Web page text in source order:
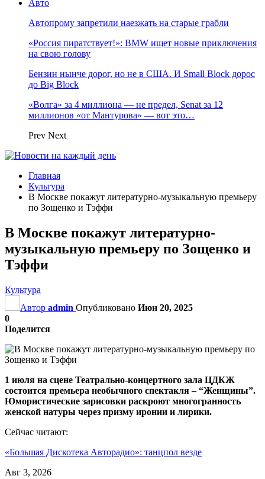
Авто
Автопрому запретили наезжать на старые грабли
«Россия пиратствует!»: BMW ищет новые приключения
на свою голову
Бензин нынче дорог, но не в США. И Small Block дорос
до Big Block
«Волга» за 4 миллиона — не предел, Senat за 12
миллионов «от Мантурова» — вот это…
Prev Next
Главная
Культура
В Москве покажут литературно-музыкальную премьеру
по Зощенко и Тэффи
В Москве покажут литературно-
музыкальную премьеру по Зощенко и
Тэффи
Культура
Автор admin Опубликовано Июн 20, 2025
0
Поделится
1 июля на сцене Театрально-концертного зала ЦДКЖ
состоится премьера необычного спектакля – “Женщины”.
Юмористические зарисовки раскроют многогранность
женской натуры через призму иронии и лирики.
Сейчас читают:
«Большая Дискотека Авторадио»: танцпол везде
Авг 3, 2026